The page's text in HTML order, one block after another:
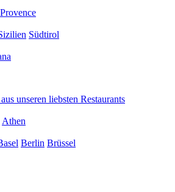
Provence
Südtirol
unseren liebsten Restaurants
Athen
Berlin Brüssel